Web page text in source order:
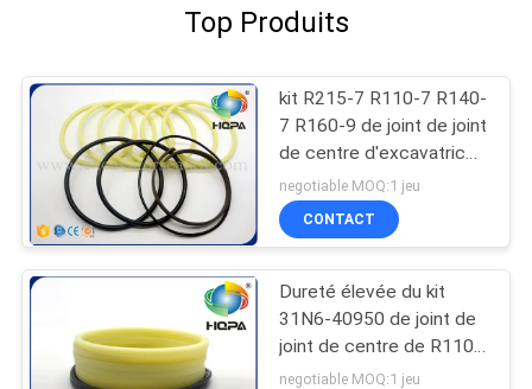
Top Produits
kit R215-7 R110-7 R140-
7 R160-9 de joint de joint
de centre d'excavatrice
de 31N6-40950 Hyundai
negotiable MOQ:1 jeu
CONTACT
Dureté élevée du kit
31N6-40950 de joint de
joint de centre de R110-
7 R140-7 R160-9 R215-
negotiable MOQ:1 jeu